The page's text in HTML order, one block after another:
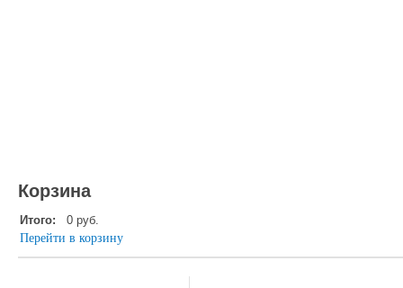
Корзина
Итого: 0 руб.
Перейти в корзину